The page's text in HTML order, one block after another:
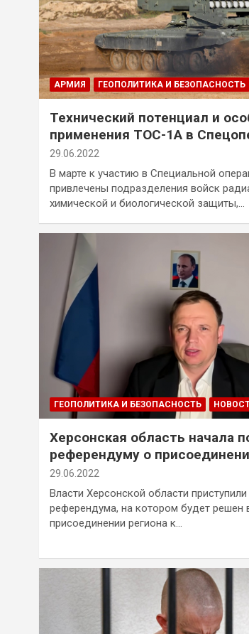
АРМИЯ ГЕОПОЛИТИКА И БЕЗОПАСНОСТЬ
Технический потенциал и
применения ТОС-1А в
29.06.2022
В марте к участию в Специальной
привлечены подразделения войск
химической и биологической защиты,…
ГЕОПОЛИТИКА И БЕЗОПАСНОСТЬ
Херсонская область начала
референдуму о
29.06.2022
Власти Херсонской области
референдума, на котором будет решен
присоединении региона к…